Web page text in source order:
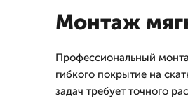
Монтаж
Профессиональный
гибкого покрытие на
задач требует точного